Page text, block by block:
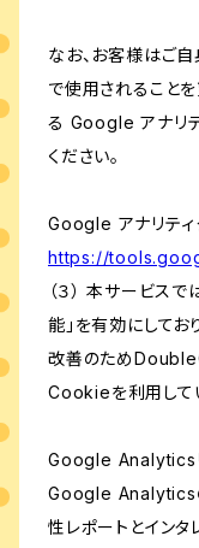
なお、お客様はご
で使用されること
る Google アナリ
ください。
Google アナリティ
https://
（３） 本サービス
能」を有効にしてお
改善のため
Cookieを利用して
Google Analytics
Google Analytics
性レポートとインタ